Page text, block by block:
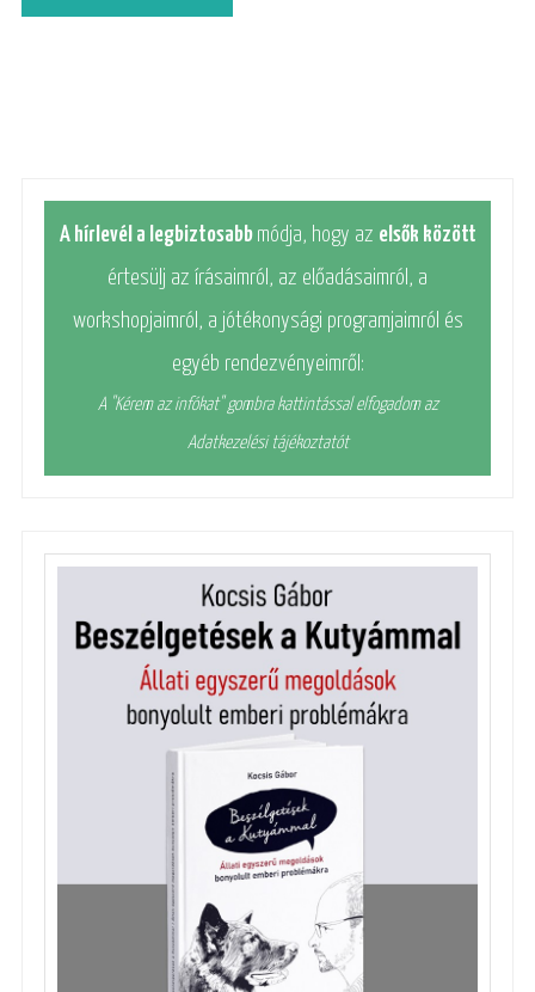
A hírlevél a legbiztosabb módja, hogy az elsők között
értesülj az írásaimról, az előadásaimról, a
workshopjaimról, a jótékonysági programjaimról és
egyéb rendezvényeimről:
A "Kérem az infókat" gombra kattintással elfogadom az
Adatkezelési tájékoztatót